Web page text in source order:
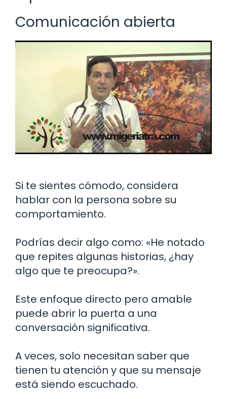
Comunicación abierta
Si te sientes cómodo, considera
hablar con la persona sobre su
comportamiento.
Podrías decir algo como: «He notado
que repites algunas historias, ¿hay
algo que te preocupa?».
Este enfoque directo pero amable
puede abrir la puerta a una
conversación significativa.
A veces, solo necesitan saber que
tienen tu atención y que su mensaje
está siendo escuchado.